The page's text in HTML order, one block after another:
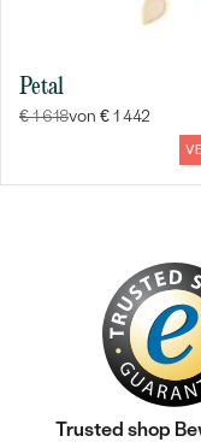
Petal
€ 1 618von € 1 442
Trusted shop